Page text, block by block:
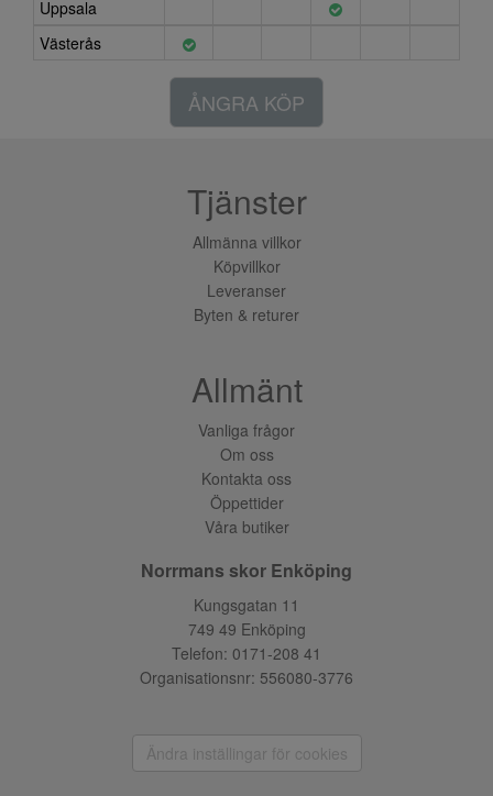
Uppsala
Västerås
ÅNGRA KÖP
Tjänster
Allmänna villkor
Köpvillkor
Leveranser
Byten & returer
Allmänt
Vanliga frågor
Om oss
Kontakta oss
Öppettider
Våra butiker
Norrmans skor Enköping
Kungsgatan 11
749 49 Enköping
Telefon: 0171-208 41
Organisationsnr: 556080-3776
Ändra inställingar för cookies